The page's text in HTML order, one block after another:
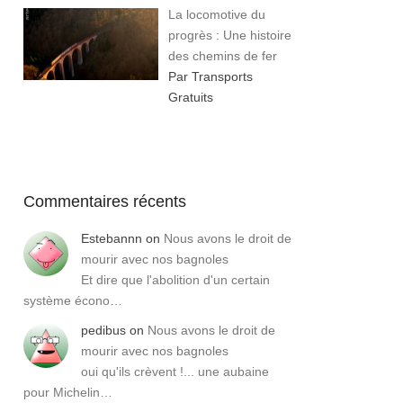
La locomotive du
progrès : Une histoire
des chemins de fer
Par Transports
Gratuits
Commentaires récents
Estebannn on Nous avons le droit de
mourir avec nos bagnoles
Et dire que l'abolition d'un certain
système écono…
pedibus on Nous avons le droit de
mourir avec nos bagnoles
oui qu'ils crèvent !... une aubaine
pour Michelin…